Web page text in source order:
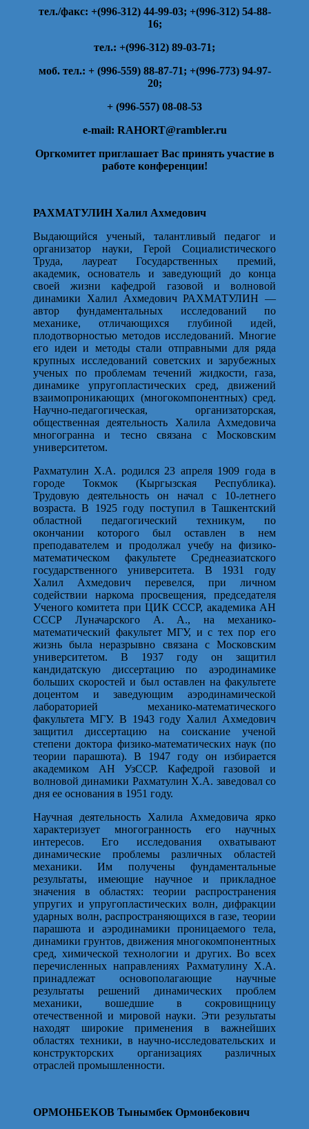
тел./факс: +(996-312) 44-99-03; +(996-312) 54-88-
16;
тел.: +(996-312) 89-03-71;
моб. тел.: + (996-559) 88-87-71; +(996-773) 94-97-
20;
+ (996-557) 08-08-53
e-mail: RAHORT@rambler.ru
Оргкомитет приглашает Вас принять участие в
работе конференции!
РАХМАТУЛИН Халил Ахмедович
Выдающийся ученый, талантливый педагог и
организатор науки, Герой Социалистического
Труда, лауреат Государственных премий,
академик, основатель и заведующий до конца
своей жизни кафедрой газовой и волновой
динамики Халил Ахмедович РАХМАТУЛИН —
автор фундаментальных исследований по
механике, отличающихся глубиной идей,
плодотворностью методов исследований. Многие
его идеи и методы стали отправными для ряда
крупных исследований советских и зарубежных
ученых по проблемам течений жидкости, газа,
динамике упругопластических сред, движений
взаимопроникающих (многокомпонентных) сред.
Научно-педагогическая, организаторская,
общественная деятельность Халила Ахмедовича
многогранна и тесно связана с Московским
университетом.
Рахматулин Х.А. родился 23 апреля 1909 года в
городе Токмок (Кыргызская Республика).
Трудовую деятельность он начал с 10-летнего
возраста. В 1925 году поступил в Ташкентский
областной педагогический техникум, по
окончании которого был оставлен в нем
преподавателем и продолжал учебу на физико-
математическом факультете Среднеазиатского
государственного университета. В 1931 году
Халил Ахмедович перевелся, при личном
содействии наркома просвещения, председателя
Ученого комитета при ЦИК СССР, академика АН
СССР Луначарского А. А., на механико-
математический факультет МГУ, и с тех пор его
жизнь была неразрывно связана с Московским
университетом. В 1937 году он защитил
кандидатскую диссертацию по аэродинамике
больших скоростей и был оставлен на факультете
доцентом и заведующим аэродинамической
лабораторией механико-математического
факультета МГУ. В 1943 году Халил Ахмедович
защитил диссертацию на соискание ученой
степени доктора физико-математических наук (по
теории парашюта). В 1947 году он избирается
академиком АН УзССР. Кафедрой газовой и
волновой динамики Рахматулин Х.А. заведовал со
дня ее основания в 1951 году.
Научная деятельность Халила Ахмедовича ярко
характеризует многогранность его научных
интересов. Его исследования охватывают
динамические проблемы различных областей
механики. Им получены фундаментальные
результаты, имеющие научное и прикладное
значения в областях: теории распространения
упругих и упругопластических волн, дифракции
ударных волн, распространяющихся в газе, теории
парашюта и аэродинамики проницаемого тела,
динамики грунтов, движения многокомпонентных
сред, химической технологии и других. Во всех
перечисленных направлениях Рахматулину Х.А.
принадлежат основополагающие научные
результаты решений динамических проблем
механики, вошедшие в сокровищницу
отечественной и мировой науки. Эти результаты
находят широкие применения в важнейших
областях техники, в научно-исследовательских и
конструкторских организациях различных
отраслей промышленности.
ОРМОНБЕКОВ Тынымбек Ормонбекович